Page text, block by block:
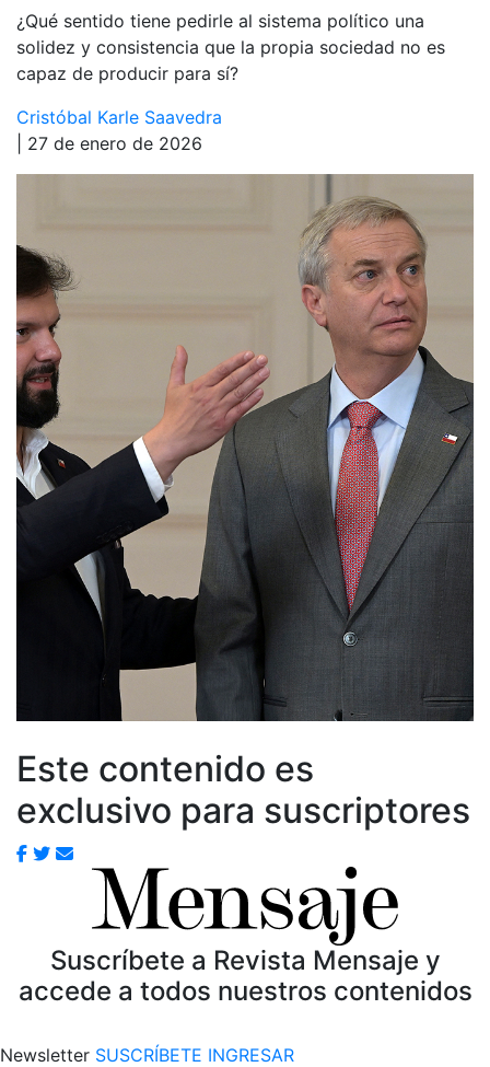
¿Qué sentido tiene pedirle al sistema político una
solidez y consistencia que la propia sociedad no es
capaz de producir para sí?
Cristóbal Karle Saavedra
| 27 de enero de 2026
Este contenido es
exclusivo para suscriptores
Suscríbete a Revista Mensaje y
accede a todos nuestros contenidos
Newsletter SUSCRÍBETE INGRESAR